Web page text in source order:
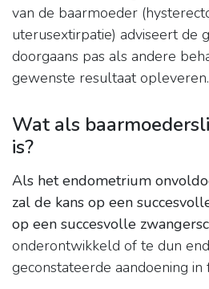
van de baarmoeder
uterusextirpatie) adviseert de
doorgaans pas als andere
gewenste resultaat opleveren.
Wat als
is?
Als het endometrium
zal de kans op een
op een succesvolle
onderontwikkeld of te dun
geconstateerde aandoening